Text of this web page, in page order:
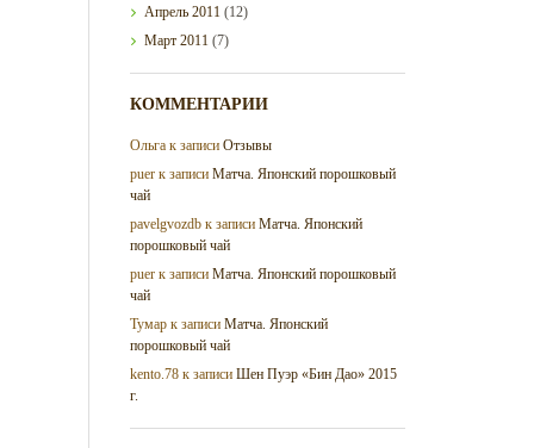
Апрель2011 (12)
Март2011 (7)
КОММЕНТАРИИ
Ольга к записиОтзывы
puer к записиМатча. Японский порошковый
чай
pavelgvozdb к записиМатча. Японский
порошковый чай
puer к записиМатча. Японский порошковый
чай
Тумар к записиМатча. Японский
порошковый чай
kento.78 к записиШен Пуэр «Бин Дао» 2015
г.